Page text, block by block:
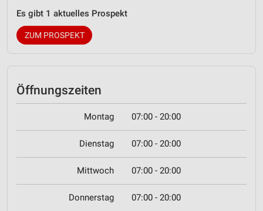
Es gibt 1 aktuelles Prospekt
ZUM PROSPEKT
Öffnungszeiten
Montag 07:00 - 20:00
Dienstag 07:00 - 20:00
Mittwoch 07:00 - 20:00
Donnerstag 07:00 - 20:00